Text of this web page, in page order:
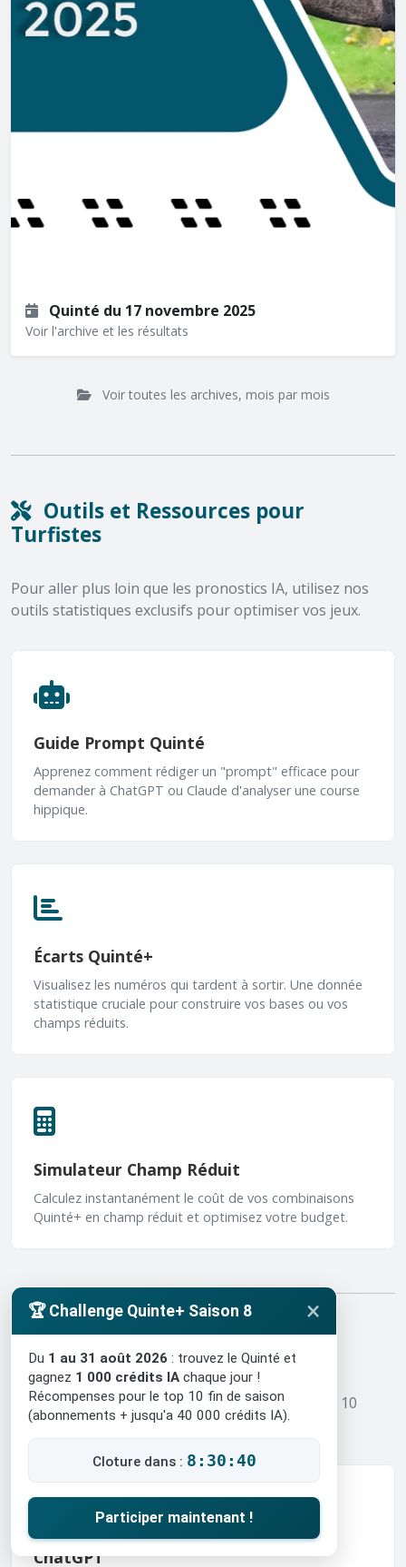
Quinté du 17 novembre 2025
Voir l'archive et les résultats
Voir toutes les archives, mois par mois
Outils et Ressources pour
Turfistes
Pour aller plus loin que les pronostics IA, utilisez nos
outils statistiques exclusifs pour optimiser vos jeux.
Guide Prompt Quinté
Apprenez comment rédiger un "prompt" efficace pour
demander à ChatGPT ou Claude d'analyser une course
hippique.
Écarts Quinté+
Visualisez les numéros qui tardent à sortir. Une donnée
statistique cruciale pour construire vos bases ou vos
champs réduits.
Simulateur Champ Réduit
Calculez instantanément le coût de vos combinaisons
Quinté+ en champ réduit et optimisez votre budget.
Découvrez chaque IA
Le bilan détaillé, jour après jour, de chacune des 10
intelligences artificielles du challenge.
ChatGPT
🏆 Challenge Quinte+ Saison 8 ×
Du 1 au 31 août 2026 : trouvez le Quinté et
gagnez 1 000 crédits IA chaque jour !
Récompenses pour le top 10 fin de saison
(abonnements + jusqu'a 40 000 crédits IA).
Cloture dans : 8:30:38
Participer maintenant !